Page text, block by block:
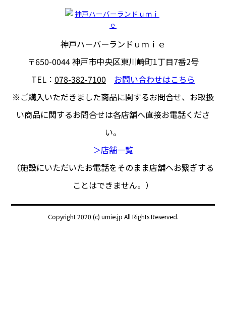
神戸ハーバーランドｕｍｉｅ
〒650-0044神戸市中央区東川崎町1丁目7番2号
TEL： 078-382-7100
お問い合わせはこちら
※ご購入いただきました商品に関するお問合せ、 お取扱
い商品に関するお問合せは各店舗へ直接お電話くださ
い。
＞店舗一覧
（施設にいただいたお電話をそのまま店舗へお繋ぎする
ことはできません。）
Copyright 2020 (c) umie.jp All Rights Reserved.